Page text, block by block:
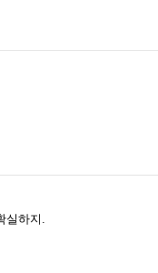
실하지.